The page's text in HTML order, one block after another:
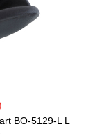
BO-5129-L L